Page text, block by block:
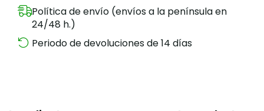
Política de envío (envíos a la península en
24/48 h.)
Periodo de devoluciones de 14 días